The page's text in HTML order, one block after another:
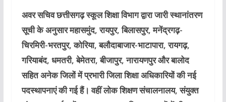
अवर सचिव छत्तीसगढ़ स्कूल शिक्षा विभाग द्वारा जारी स्थानांतरण
सूची के अनुसार महासमुंद, रायपुर, बिलासपुर, मनेंद्रगढ़-
चिरमिरी-भरतपुर, कोरिया, बलौदाबाजार-भाटापारा, रायगढ़,
गरियाबंद, धमतरी, बेमेतरा, बीजापुर, नारायणपुर और बालोद
सहित अनेक जिलों में प्रभारी जिला शिक्षा अधिकारियों की नई
पदस्थापनाएं की गई हैं। वहीं लोक शिक्षण संचालनालय, संयुक्त